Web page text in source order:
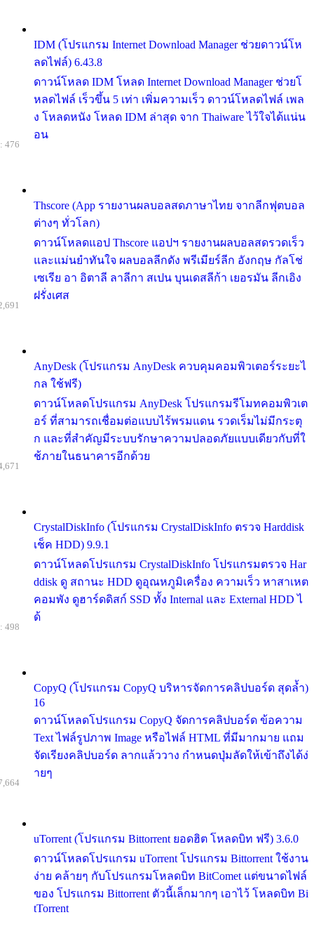
IDM (โปรแกรม Internet Download Manager ช่วยดาวน์โห
ลดไฟล์) 6.43.8
ดาวน์โหลด IDM โหลด Internet Download Manager ช่วยโ
หลดไฟล์ เร็วขึ้น 5 เท่า เพิ่มความเร็ว ดาวน์โหลดไฟล์ เพล
ง โหลดหนัง โหลด IDM ล่าสุด จาก Thaiware ไว้ใจได้แน่น
อน
Thscore (App รายงานผลบอลสดภาษาไทย จากลีกฟุตบอล
ต่างๆ ทั่วโลก)
ดาวน์โหลดแอป Thscore แอปฯ รายงานผลบอลสดรวดเร็ว
และแม่นยำทันใจ ผลบอลลีกดัง พรีเมียร์ลีก อังกฤษ กัลโช่
เซเรีย อา อิตาลี ลาลีกา สเปน บุนเดสลีก้า เยอรมัน ลีกเอิง
ฝรั่งเศส
476
AnyDesk (โปรแกรม AnyDesk ควบคุมคอมพิวเตอร์ระยะไ
กล ใช้ฟรี)
ดาวน์โหลดโปรแกรม AnyDesk โปรแกรมรีโมทคอมพิวเต
อร์ ที่สามารถเชื่อมต่อแบบไร้พรมแดน รวดเร็มไม่มีกระตุ
ก และที่สำคัญมีระบบรักษาความปลอดภัยแบบเดียวกับที่ใ
ช้ภายในธนาคารอีกด้วย
CrystalDiskInfo (โปรแกรม CrystalDiskInfo ตรวจ Harddisk
เช็ค HDD) 9.9.1
ดาวน์โหลดโปรแกรม CrystalDiskInfo โปรแกรมตรวจ Har
ddisk ดู สถานะ HDD ดูอุณหภูมิเครื่อง ความเร็ว หาสาเหต
คอมพัง ดูฮาร์ดดิสก์ SSD ทั้ง Internal และ External HDD ไ
ด้
CopyQ (โปรแกรม CopyQ บริหารจัดการคลิปบอร์ด สุดล้ำ)
16
ดาวน์โหลดโปรแกรม CopyQ จัดการคลิปบอร์ด ข้อความ
Text ไฟล์รูปภาพ Image หรือไฟล์ HTML ที่มีมากมาย แถม
จัดเรียงคลิปบอร์ด ลากแล้ววาง กำหนดปุ่มลัดให้เข้าถึงได้ง่
ายๆ
498
uTorrent (โปรแกรม Bittorrent ยอดฮิต โหลดบิท ฟรี) 3.6.0
ดาวน์โหลดโปรแกรม uTorrent โปรแกรม Bittorrent ใช้งาน
ง่าย คล้ายๆ กับโปรแกรมโหลดบิท BitComet แต่ขนาดไฟล์
ของ โปรแกรม Bittorrent ตัวนี้เล็กมากๆ เอาไว้ โหลดบิท Bi
tTorrent